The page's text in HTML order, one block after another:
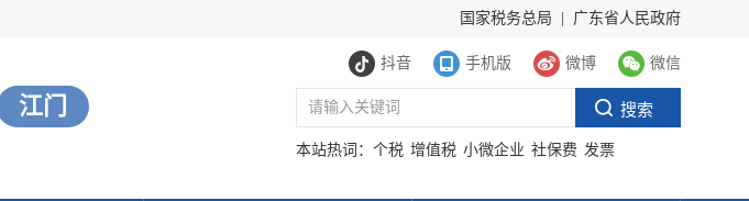
国家税务总局 广东省人民政府
抖音 手机版 微博 微信
江门
本站热词： 个税 增值税 小微企业 社保费 发票